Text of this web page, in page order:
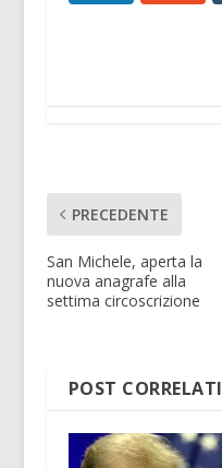
PRECEDENTE
San Michele, aperta la
nuova anagrafe alla
settima circoscrizione
POST CORRELATI